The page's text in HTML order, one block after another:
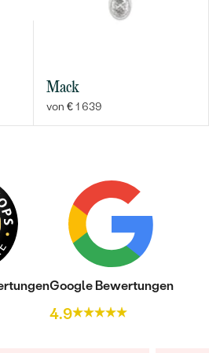
Mack
von € 1 639
Google Bewertungen
4.9